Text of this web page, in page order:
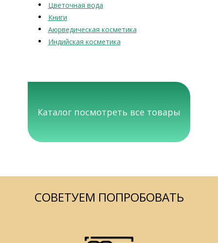
Цветочная вода
Книги
Аюрведическая косметика
Индийская косметика
Каталог посмотреть все товары
СОВЕТУЕМ ПОПРОБОВАТЬ